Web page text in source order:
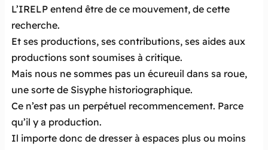
L’IRELP entend être de ce mouvement, de cette
recherche.
Et ses productions, ses contributions, ses aides aux
productions sont soumises à critique.
Mais nous ne sommes pas un écureuil dans sa roue,
une sorte de Sisyphe historiographique.
Ce n’est pas un perpétuel recommencement. Parce
qu’il y a production.
Il importe donc de dresser à espaces plus ou moins